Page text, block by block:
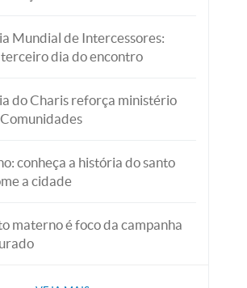
Mundial de Intercessores:
dia do encontro
do Charis reforça ministério
conheça a história do santo
a cidade
materno é foco da campanha